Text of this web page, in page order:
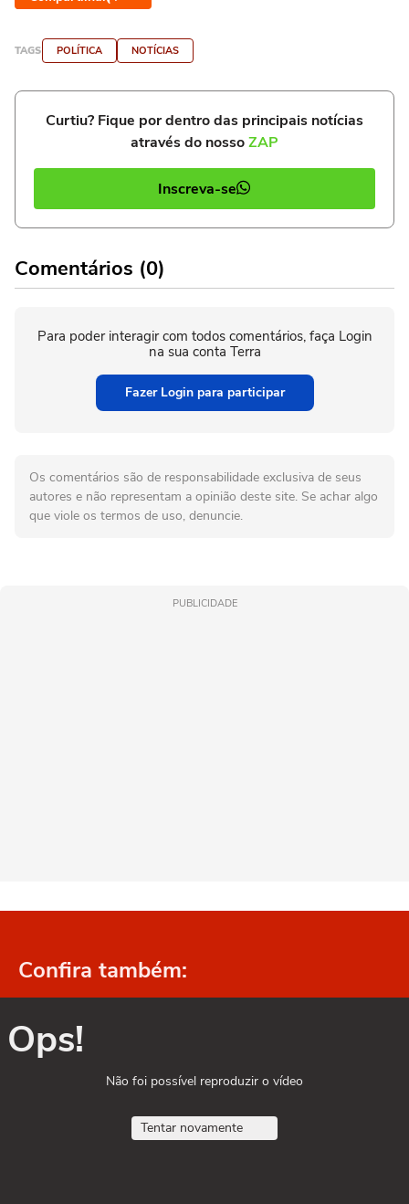
TAGS POLÍTICA NOTÍCIAS
Curtiu? Fique por dentro das principais notícias
através do nossoZAP
Inscreva-se
Comentários (0)
Para poder interagir com todos comentários, faça Login
na sua conta Terra
Fazer Login para participar
Os comentários são de responsabilidade exclusiva de seus
autores e não representam a opinião deste site. Se achar algo
que viole os termos de uso, denuncie.
PUBLICIDADE
Confira também:
Ops!
Não foi possível reproduzir o vídeo
Tentar novamente